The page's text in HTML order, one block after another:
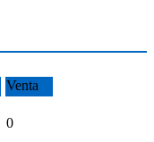
Venta
0